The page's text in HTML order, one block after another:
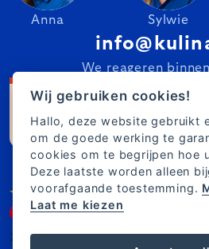
Anna Sylwie
We reageren
2007–2025 Kulina.nl
Wij gebruiken cookies!
Hallo, deze website gebruikt
om de goede werking te
cookies om te begrijpen hoe
Deze laatste worden alleen
voorafgaande toestemming.
Laat me kiezen